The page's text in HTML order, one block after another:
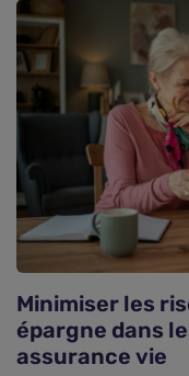
Minimiser les
épargne dans
assurance vie